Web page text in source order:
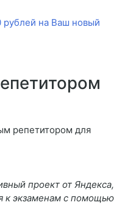
рублей на Ваш новый
проект от Яндекса,
к экзаменам с помощью